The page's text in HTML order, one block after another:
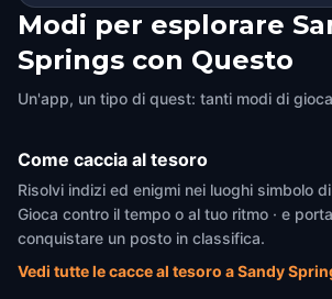
Modi per esplorare
Springs con Questo
Un'app, un tipo di quest: tanti modi di
Come caccia al tesoro
Risolvi indizi ed enigmi nei luoghi simbolo
Gioca contro il tempo o al tuo ritmo · e
conquistare un posto in classifica.
Vedi tutte le cacce al tesoro a Sandy